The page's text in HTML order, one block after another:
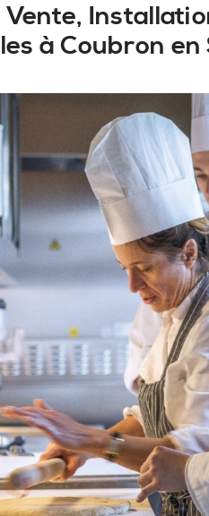
Vente,
à Coubron